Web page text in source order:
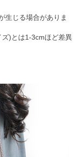
生じる場合がありま
)とは1-3cmほど差異